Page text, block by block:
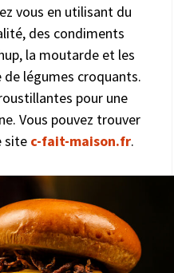
vous en utilisant du
des condiments
la moutarde et les
légumes croquants.
pour une
Vous pouvez trouver
site c-fait-maison.fr.